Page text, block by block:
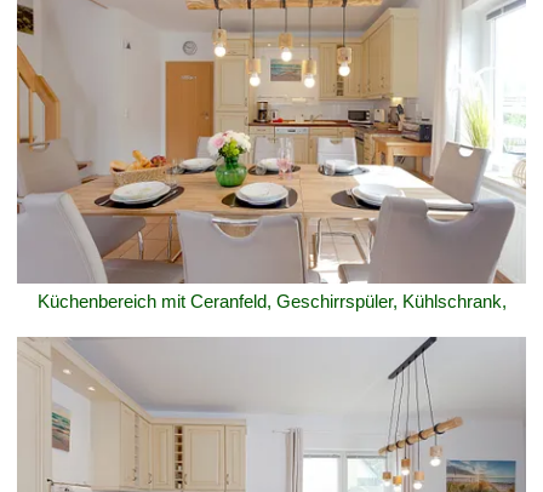
Küchenbereich mit Ceranfeld, Geschirrspüler, Kühlschrank,